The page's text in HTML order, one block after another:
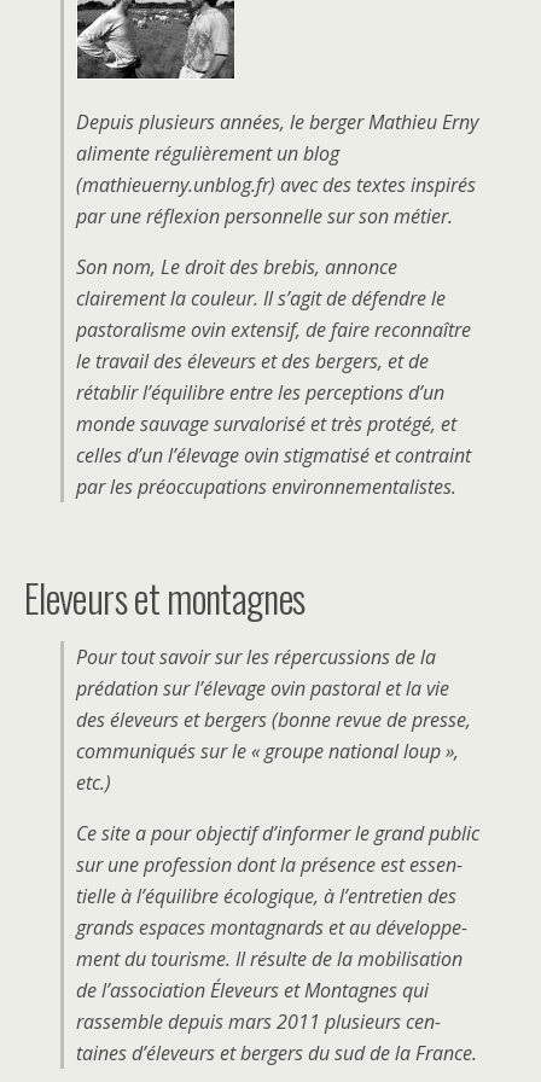
Depuis plusieurs années, le berger Mathieu Erny
alimente régulièrement un blog
(mathieuerny.unblog.fr) avec des textes inspirés
par une réflexion personnelle sur son métier.
Son nom, Le droit des brebis, annonce
clairement la couleur. Il s’agit de défendre le
pastoralisme ovin extensif, de faire reconnaître
le travail des éleveurs et des bergers, et de
rétablir l’équilibre entre les perceptions d’un
monde sauvage survalorisé et très protégé, et
celles d’un l’élevage ovin stigmatisé et contraint
par les préoccupations environnementalistes.
Eleveurs et montagnes
Pour tout savoir sur les répercussions de la
prédation sur l’élevage ovin pastoral et la vie
des éleveurs et bergers (bonne revue de presse,
communiqués sur le « groupe national loup »,
etc.)
Ce site a pour ob­jectif d’in­former le grand public
sur une pro­fes­sion dont la présence est essen­
tielle à l’équilibre écologique, à l’en­tre­tien des
grands es­paces mon­tag­nards et au développe­
ment du tourisme. Il ré­sulte de la mo­bil­i­sa­tion
de l’as­so­ci­a­tion Éleveurs et Mon­tagnes qui
rassemble depuis mars 2011 plusieurs cen­
taines d’éleveurs et bergers du sud de la France.